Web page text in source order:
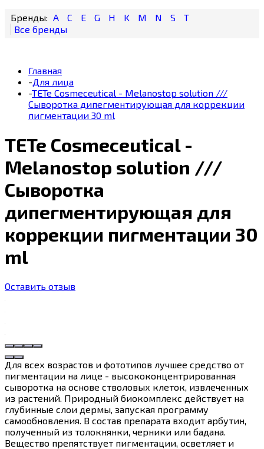
A C E G H K M N S T
Главная
-Для лица
-TETe Cosmeceutical - Melanostop solution ///
Сыворотка дипегментирующая для коррекции
пигментации 30 ml
TETe Cosmeceutical -
Melanostop solution ///
Сыворотка
дипегментирующая для
коррекции пигментации 30
ml
Оставить отзыв
Для всех возрастов и фототипов лучшее средство от
пигментации на лице - высококонцентрированная
сыворотка на основе стволовых клеток, извлеченных
из растений. Природный биокомплекс действует на
глубинные слои дермы, запуская программу
самообновления. В состав препарата входит арбутин,
полученный из толокнянки, черники или бадана.
Вещество препятствует пигментации, осветляет и